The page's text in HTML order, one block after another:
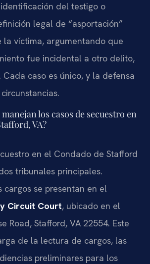
del testigo o
legal de “asportación”
la víctima, argumentando que
fue incidental a otro delito,
Cada caso es único, y la defensa
los casos de secuestro en
VA?
en el Condado de Stafford
tribunales principales.
cargos se presentan en el
Circuit Court, ubicado en el
Road, Stafford, VA 22554. Este
de la lectura de cargos, las
preliminares para los